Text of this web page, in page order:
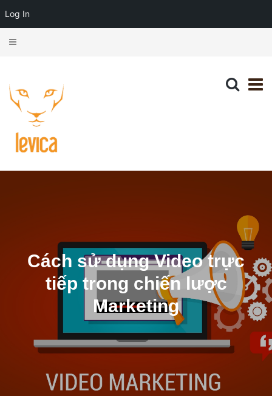
Cách sử dụng Video trực
tiếp trong chiến lược
Marketing
Log In